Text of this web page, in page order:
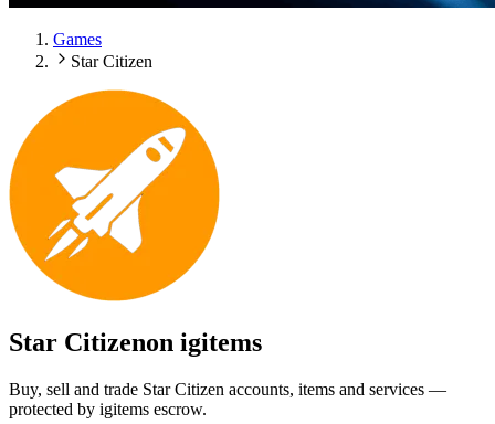
Games
Star Citizen
Star Citizenon igitems
Buy, sell and trade Star Citizen accounts, items and services —
protected by igitems escrow.